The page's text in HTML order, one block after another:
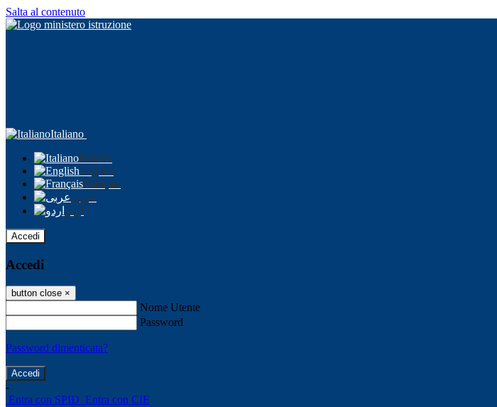
Salta al contenuto
Italiano
Italiano
English
Français
عربى
اردو
Accedi
Accedi
button close ×
Nome Utente
Password
Password dimenticata?
-
Entra con SPID Entra con CIE